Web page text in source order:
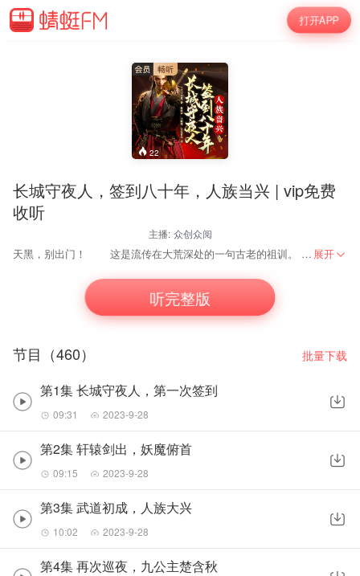
打开APP
22
长城守夜人，签到八十年，人族当兴 | vip免费
收听
主播: 众创众阅
天黑，别出门！ 这是流传在大荒深处的一句古老的祖训。 上万年的历史早已证明了这句话的真假。 黑暗深处，有大恐怖！ 牧阳穿越到异世，成为长城守卫军的一员，获得签到系统，当签到八十年之后，妖魔入侵！ 牧阳出手，一招毁灭百万魔族大军，这一刻，所有人族沸腾，被欺压万年的人族，当大兴 展开
听完整版
节目（460） 批量下载
第1集 长城守夜人，第一次签到
09:31 2023-9-28
第2集 轩辕剑出，妖魔俯首
09:15 2023-9-28
第3集 武道初成，人族大兴
10:02 2023-9-28
第4集 再次巡夜，九公主楚含秋